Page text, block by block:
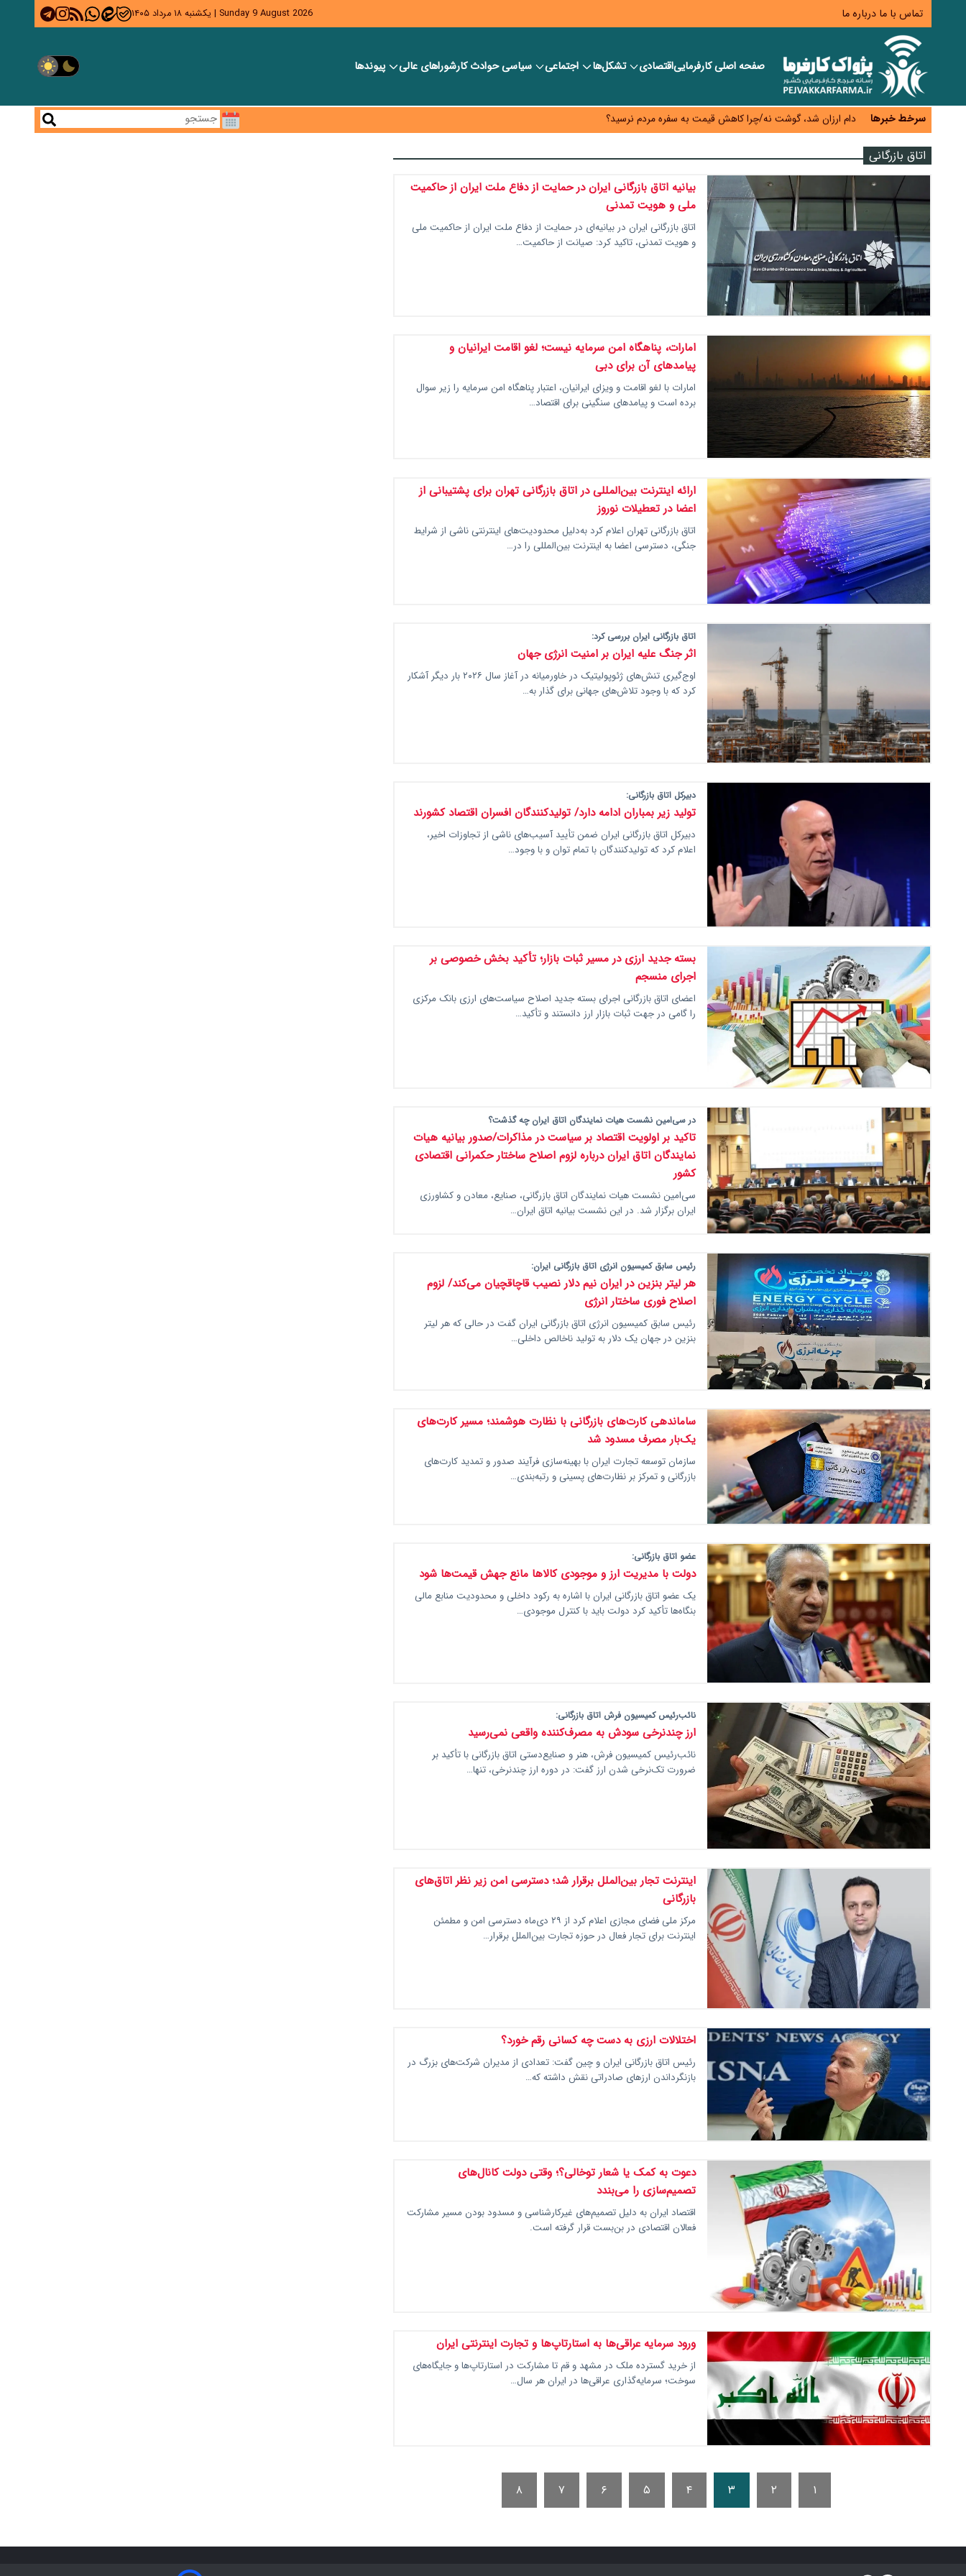
تماس با ما درباره ما Sunday 9 August 2026
| یکشنبه ۱۸ مرداد ۱۴۰۵
صفحه اصلیکارفرماییاقتصادی تشکل‌ها اجتماعی سیاسیحوادث کارشورا‎های عالی پیوندها
سرخط خبرها
اقتصاد ایران با نسخه‌های کلاسیک به جایی نمی‌رسد/ ظرفیت تجارت ۳۰۰ میلیارد دلاری با همسایگان وجود دارد
درمان بیش از ۳۰ درصد حقوق بازنشستگان را می‌بلعد؛ هزینه دارو و تجهیزات ۵ برابر شد،حقوق فقط ۱.۲ برابر افزایش یافت
دام ارزان شد، گوشت نه/چرا کاهش قیمت به سفره مردم نرسید؟
افزایش کالابرگ در دستور کار دولت/ تصمیم‌گیری درباره قیمت و سهمیه بنزین همچنان در انتظار تأمین منابع و جمع‌بندی نهایی
اتاق بازرگانی
بیانیه اتاق بازرگانی ایران در حمایت از دفاع ملت ایران از حاکمیت
ملی و هویت تمدنی
اتاق بازرگانی ایران در بیانیه‌ای در حمایت از دفاع ملت ایران از حاکمیت ملی
و هویت تمدنی، تاکید کرد: صیانت از حاکمیت…
امارات، پناهگاه امن سرمایه نیست؛ لغو اقامت ایرانیان و
پیامدهای آن برای دبی
امارات با لغو اقامت و ویزای ایرانیان، اعتبار پناهگاه امن سرمایه را زیر سوال
برده است و پیامدهای سنگینی برای اقتصاد…
ارائه اینترنت بین‌المللی در اتاق بازرگانی تهران برای پشتیبانی از
اعضا در تعطیلات نوروز
اتاق بازرگانی تهران اعلام کرد به‌دلیل محدودیت‌های اینترنتی ناشی از شرایط
جنگی، دسترسی اعضا به اینترنت بین‌المللی را در…
اتاق بازرگانی ایران بررسی کرد:
اثر جنگ علیه ایران بر امنیت انرژی جهان
اوج‌گیری تنش‌های ژئوپولیتیک در خاورمیانه در آغاز سال ۲۰۲۶ بار دیگر آشکار
کرد که با وجود تلاش‌های جهانی برای گذار به…
دبیرکل اتاق بازرگانی:
تولید زیر بمباران ادامه دارد/ تولیدکنندگان افسران اقتصاد کشورند
دبیرکل اتاق بازرگانی ایران ضمن تأیید آسیب‌های ناشی از تجاوزات اخیر،
اعلام کرد که تولیدکنندگان با تمام توان و با وجود…
بسته جدید ارزی در مسیر ثبات بازار؛ تأکید بخش خصوصی بر
اجرای منسجم
اعضای اتاق بازرگانی اجرای بسته جدید اصلاح سیاست‌های ارزی بانک مرکزی
را گامی در جهت ثبات بازار ارز دانستند و تأکید…
در سی‌امین نشست هیات نمایندگان اتاق ایران چه گذشت؟
تاکید بر اولویت اقتصاد بر سیاست در مذاکرات/صدور بیانیه هیات
نمایندگان اتاق ایران درباره لزوم اصلاح ساختار حکمرانی اقتصادی
کشور
سی‌امین نشست هیات نمایندگان اتاق بازرگانی، صنایع، معادن و کشاورزی
ایران برگزار شد. در این نشست بیانیه اتاق ایران…
رئیس سابق کمیسیون انرژی اتاق بازرگانی ایران:
هر لیتر بنزین در ایران نیم دلار نصیب قاچاقچیان می‌کند/ لزوم
اصلاح فوری ساختار انرژی
رئیس سابق کمیسیون انرژی اتاق بازرگانی ایران گفت در حالی که هر لیتر
بنزین در جهان یک دلار به تولید ناخالص داخلی…
ساماندهی کارت‌های بازرگانی با نظارت هوشمند؛ مسیر کارت‌های
یک‌بار مصرف مسدود شد
سازمان توسعه تجارت ایران با بهینه‌سازی فرآیند صدور و تمدید کارت‌های
بازرگانی و تمرکز بر نظارت‌های پسینی و رتبه‌بندی…
عضو اتاق بازرگانی:
دولت با مدیریت ارز و موجودی کالاها مانع جهش قیمت‌ها شود
یک عضو اتاق بازرگانی ایران با اشاره به رکود داخلی و محدودیت منابع مالی
بنگاه‌ها تأکید کرد دولت باید با کنترل موجودی…
نائب‌رئیس کمیسیون فرش اتاق بازرگانی:
ارز چندنرخی سودش به مصرف‌کننده واقعی نمی‌رسید
نائب‌رئیس کمیسیون فرش، هنر و صنایع‌دستی اتاق بازرگانی با تأکید بر
ضرورت تک‌نرخی شدن ارز گفت: در دوره ارز چندنرخی، تنها…
اینترنت تجار بین‌الملل برقرار شد؛ دسترسی امن زیر نظر اتاق‌های
بازرگانی
مرکز ملی فضای مجازی اعلام کرد از ۲۹ دی‌ماه دسترسی امن و مطمئن
اینترنت برای تجار فعال در حوزه تجارت بین‌الملل برقرار…
اختلالات ارزی به دست چه کسانی رقم خورد؟
رئیس اتاق بازرگانی ایران و چین گفت:‌ تعدادی از مدیران شرکت‌های بزرگ در
بازنگرداندن ارزهای صادراتی نقش داشته که…
دعوت به کمک یا شعار توخالی؟؛ وقتی دولت کانال‌های
تصمیم‌سازی را می‌بندد
اقتصاد ایران به دلیل تصمیم‌های غیرکارشناسی و مسدود بودن مسیر مشارکت
فعالان اقتصادی در بن‌بست قرار گرفته است.
ورود سرمایه عراقی‌ها به استارتاپ‌ها و تجارت اینترنتی ایران
از خرید گسترده ملک در مشهد و قم تا مشارکت در استارتاپ‌ها و جایگاه‌های
سوخت؛ سرمایه‌گذاری عراقی‌ها در ایران هر سال…
۱ ۲ ۳ ۴ ۵ ۶ ۷ ۸